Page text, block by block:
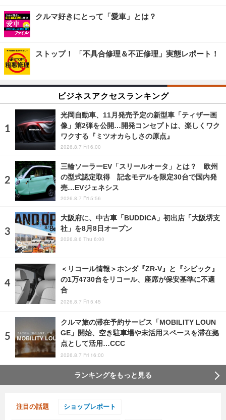
クルマ好きにとって「愛車」とは？
ストップ！ 「不具合修理＆不正修理」実態レポート！
ビジネスアクセスランキング
光岡自動車、11月発売予定の新型車「ティザー画
像」第2弾を公開…開発コンセプトは、楽しくワク
ワクする『ミツオカらしさの原点』
2026.8.7 Fri 6:00
三輪ソーラーEV「スリールオータ」とは？ 欧州
の型式認定取得 記念モデルを限定30台で国内発
売…EVジェネシス
2026.8.7 Fri 5:56
大阪府に、中古車「BUDDICA」初出店「大阪堺支
社」を8月8日オープン
2026.8.6 Thu 6:00
＜リコール情報＞ホンダ『ZR-V』と『シビック』
の1万4730台をリコール、座席が保安基準に不適
合
2026.8.7 Fri 5:45
クルマ旅の滞在予約サービス「MOBILITY LOUN
GE」開始、空き駐車場や未活用スペースを滞在拠
点として活用…CCC
2026.8.7 Fri 16:00
ランキングをもっと見る
注目の話題 ショップレポート